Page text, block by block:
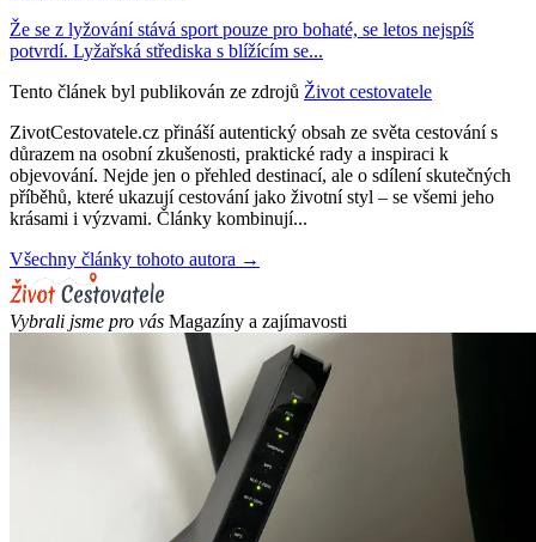
Že se z lyžování stává sport pouze pro bohaté, se letos nejspíš
potvrdí. Lyžařská střediska s blížícím se...
Tento článek byl publikován ze zdrojů Život cestovatele
ZivotCestovatele.cz přináší autentický obsah ze světa cestování s
důrazem na osobní zkušenosti, praktické rady a inspiraci k
objevování. Nejde jen o přehled destinací, ale o sdílení skutečných
příběhů, které ukazují cestování jako životní styl – se všemi jeho
krásami i výzvami. Články kombinují...
Všechny články tohoto autora →
Vybrali jsme pro vás Magazíny a zajímavosti